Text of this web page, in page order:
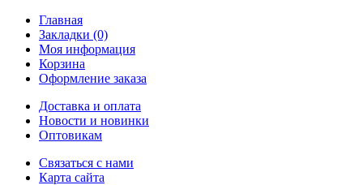
Главная
Закладки (0)
Моя информация
Корзина
Оформление заказа
Доставка и оплата
Новости и новинки
Оптовикам
Связаться с нами
Карта сайта